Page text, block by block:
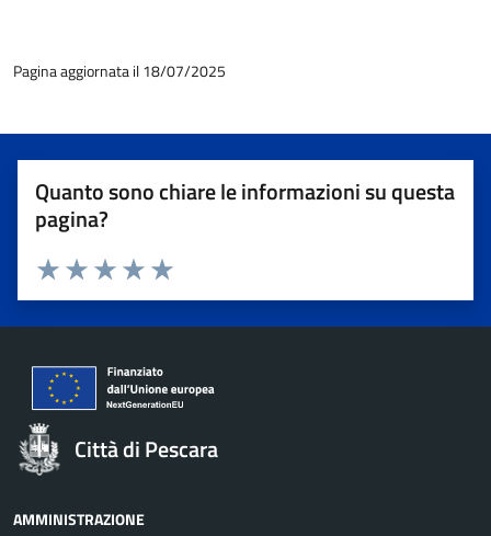
Pagina aggiornata il 18/07/2025
Quanto sono chiare le informazioni su questa
pagina?
Valuta 5 stelle su 5
Valuta 4 stelle su 5
Valuta 3 stelle su 5
Valuta 2 stelle su 5
Valuta 1 stelle su 5
Città di Pescara
AMMINISTRAZIONE